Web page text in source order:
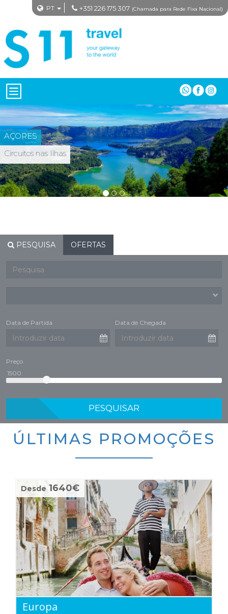
PT +351 226 175 307 (Chamada para Rede Fixa Nacional)
CABO VERDE
PESQUISA OFERTAS
Data de Partida Data de Chegada
Preço
PESQUISAR
ÚLTIMAS PROMOÇÕES
Desde 1640€
Europa